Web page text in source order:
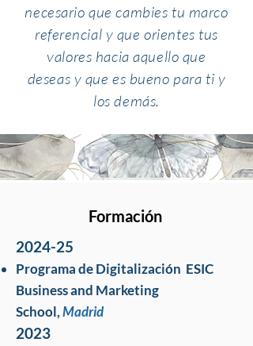
necesario que cambies tu marco
referencial y que orientes tus
valores hacia aquello que
deseas y que es bueno para ti y
los demás.
Formación
2024-25
Programa de Digitalización ESIC
Business and Marketing
School,Madrid
2023